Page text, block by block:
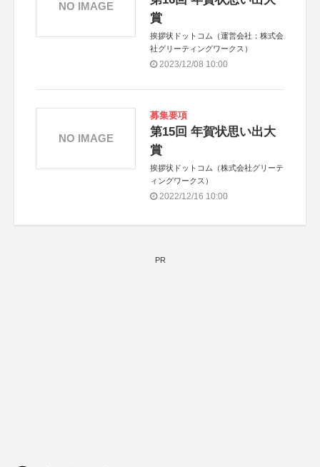
賞
挨拶状ドットコム（運営会社：株式会
社グリーティングワークス）
2023/12/08 10:00
NO IMAGE
募集要項
第15回 年賀状思い出大
賞
挨拶状ドットコム（株式会社グリーテ
ィングワークス）
2022/12/16 10:00
NO IMAGE
PR